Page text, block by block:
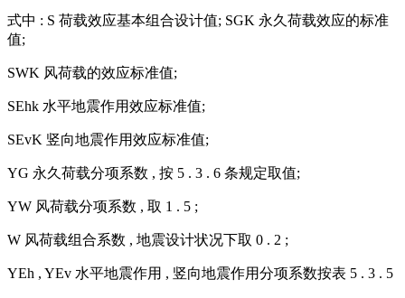
式中 : S 荷载效应基本组合设计值; SGK 永久荷载效应的标准
值;
SWK 风荷载的效应标准值;
SEhk 水平地震作用效应标准值;
SEvK 竖向地震作用效应标准值;
YG 永久荷载分项系数 , 按 5 . 3 . 6 条规定取值;
YW 风荷载分项系数 , 取 1 . 5 ;
W 风荷载组合系数 , 地震设计状况下取 0 . 2 ;
YEh , YEv 水平地震作用 , 竖向地震作用分项系数按表 5 . 3 . 5